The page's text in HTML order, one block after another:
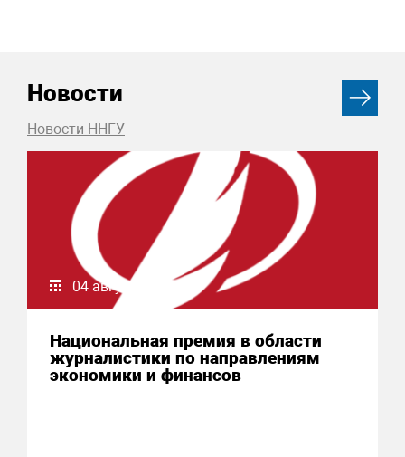
Новости
Новости ННГУ
04 августа 2026
Национальная премия в области
журналистики по направлениям
экономики и финансов